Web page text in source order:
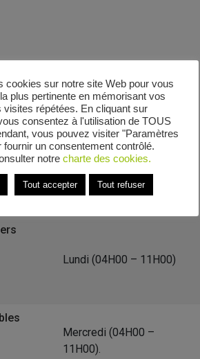
de collecte» Rue Charles Vue
de collecte de Rue
Retour à la liste des communes
Lundi (04H00 – 11H00)
Mercredi (04H00 –
11H00).
cookies sur notre site Web pour vous
plus pertinente en mémorisant vos
visites répétées. En cliquant sur
consentez à l'utilisation de TOUS
vous pouvez visiter "Paramètres
un consentement contrôlé.
notre charte des cookies.
Tout accepter Tout refuser